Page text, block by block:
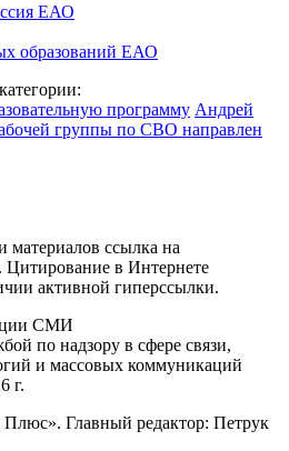
ЕАО
образований ЕАО
программу Андрей
группы по СВО направлен
ссылка на
Цитирование в Интернете
активной гиперссылки.
СМИ
по надзору в сфере связи,
и массовых коммуникаций
г.
Главный редактор: Петрук